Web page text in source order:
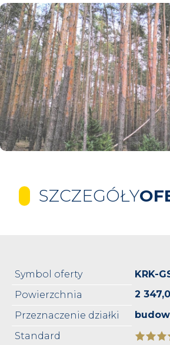
SZCZEGÓŁY
Symbol oferty
KRK-
Powierzchnia
2
Przeznaczenie działki
Standard